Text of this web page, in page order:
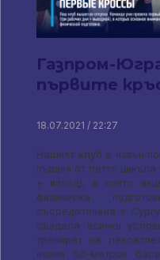
Газпром-
първите
18.07.2021 / 22:27
Нашият клуб е извън
първия от петте
+ изход), в която
физическа
съсредоточена в
създала всички
тренират на
новия 50-метров